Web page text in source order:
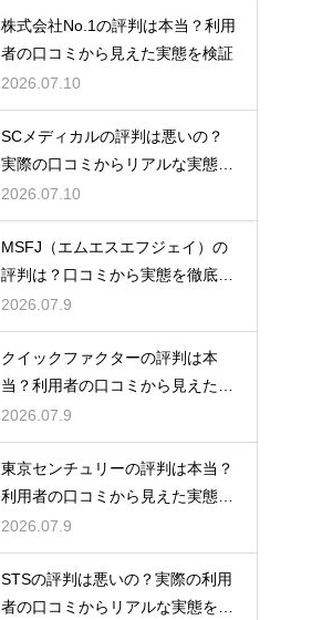
株式会社No.1の評判は本当？利用
者の口コミから見えた実態を検証
2026.07.10
SCメディカルの評判は悪いの？
実際の口コミからリアルな実態を
検証
2026.07.10
MSFJ（エムエスエフジェイ）の
評判は？口コミから実態を徹底検
証
2026.07.9
クイックファクターの評判は本
当？利用者の口コミから見えた実
態検証
2026.07.9
東京センチュリーの評判は本当？
利用者の口コミから見えた実態を
検証
2026.07.9
STSの評判は悪いの？実際の利用
者の口コミからリアルな実態を徹